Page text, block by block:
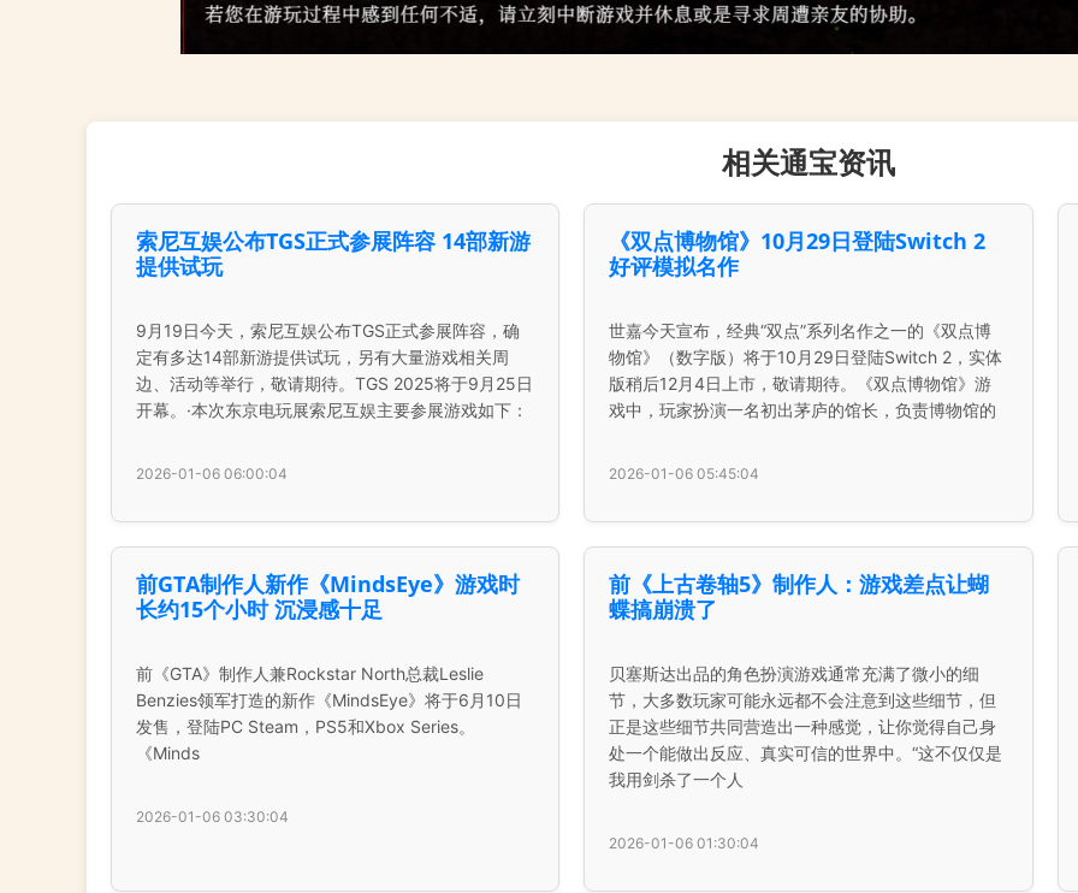
相关通宝资讯
索尼互娱公布TGS正式参展阵容 14部新游
提供试玩
9月19日今天，索尼互娱公布TGS正式参展阵容，确
定有多达14部新游提供试玩，另有大量游戏相关周
边、活动等举行，敬请期待。TGS 2025将于9月25日
开幕。·本次东京电玩展索尼互娱主要参展游戏如下：
2026-01-06 06:00:04
《双点博物馆》10月29日登陆Switch 2
好评模拟名作
世嘉今天宣布，经典“双点”系列名作之一的《双点博
物馆》（数字版）将于10月29日登陆Switch 2，实体
版稍后12月4日上市，敬请期待。《双点博物馆》游
戏中，玩家扮演一名初出茅庐的馆长，负责博物馆的
2026-01-06 05:45:04
前GTA制作人新作《MindsEye》游戏时
长约15个小时 沉浸感十足
前《GTA》制作人兼Rockstar North总裁Leslie
Benzies领军打造的新作《MindsEye》将于6月10日
发售，登陆PC Steam，PS5和Xbox Series。
《Minds
2026-01-06 03:30:04
前《上古卷轴5》制作人：游戏差点让蝴
蝶搞崩溃了
贝塞斯达出品的角色扮演游戏通常充满了微小的细
节，大多数玩家可能永远都不会注意到这些细节，但
正是这些细节共同营造出一种感觉，让你觉得自己身
处一个能做出反应、真实可信的世界中。“这不仅仅是
我用剑杀了一个人
2026-01-06 01:30:04